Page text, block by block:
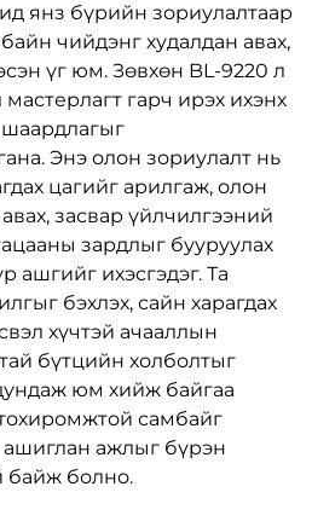
янз бүрийн зориулалтаар
чийдэнг худалдан авах,
үг юм. Зөвхөн BL-9220 л
гарч ирэх ихэнх
Энэ олон зориулалт нь
цагийг арилгаж, олон
засвар үйлчилгээний
зардлыг бууруулах
ашгийг ихэсгэдэг. Та
бэхлэх, сайн харагдах
хүчтэй ачааллын
бүтцийн холболтыг
юм хийж байгаа
самбайг
ашиглан ажлыг бүрэн
байж болно.